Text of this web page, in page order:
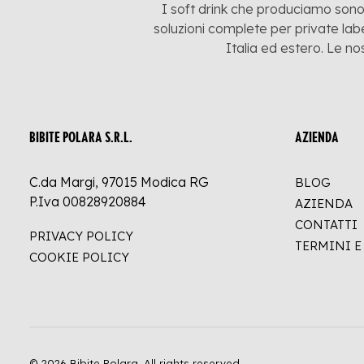
I soft drink che produciamo
soluzioni complete per private
Italia ed estero. Le
BIBITE POLARA S.R.L.
C.da Margi, 97015 Modica RG
P.Iva 00828920884
PRIVACY POLICY
COOKIE POLICY
AZIENDA
BLOG
AZIENDA
CONTATTI
TERMINI